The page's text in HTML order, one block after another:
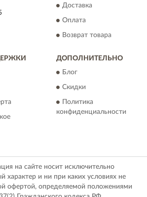
Доставка
Оплата
Возврат товара
ДОПОЛНИТЕЛЬНО
Блог
Скидки
Политика
конфиденциальности
на сайте носит исключительно
характер и ни при каких условиях не
офертой, определяемой положениями